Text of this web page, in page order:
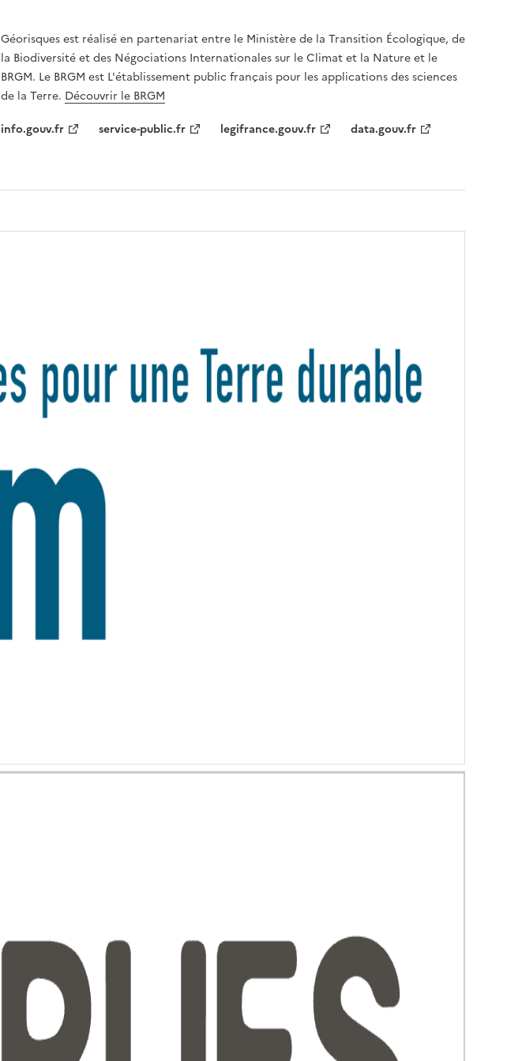
Géorisques est réalisé en partenariat entre le Ministère de la Transition Écologique, de
la Biodiversité et des Négociations Internationales sur le Climat et la Nature et le
BRGM. Le BRGM est L'établissement public français pour les applications des sciences
de la Terre. Découvrir le BRGM
info.gouv.fr
service-public.fr legifrance.gouv.fr data.gouv.fr